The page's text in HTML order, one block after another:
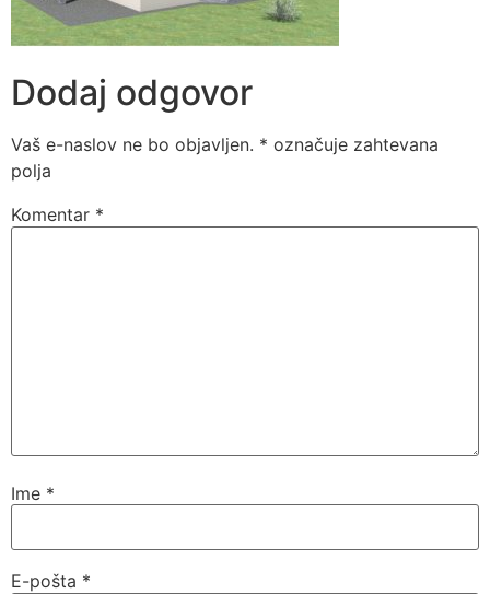
Dodaj odgovor
Vaš e-naslov ne bo objavljen. * označuje zahtevana
polja
Komentar *
Ime *
E-pošta *